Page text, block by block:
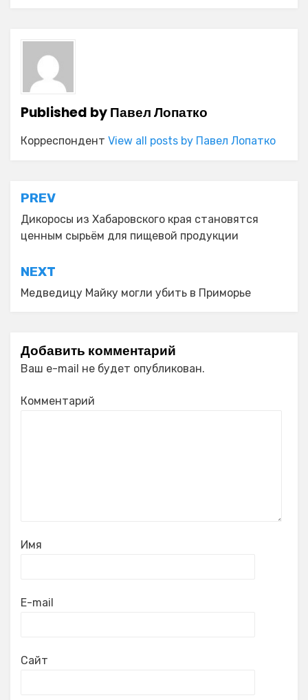
Published byПавел Лопатко
Корреспондент View all posts by Павел Лопатко
Навигация
по
записям
PREV
Дикоросы из Хабаровского края становятся
ценным сырьём для пищевой продукции
NEXT
Медведицу Майку могли убить в Приморье
Добавить комментарий
Ваш e-mail не будет опубликован.
Комментарий
Имя
E-mail
Сайт